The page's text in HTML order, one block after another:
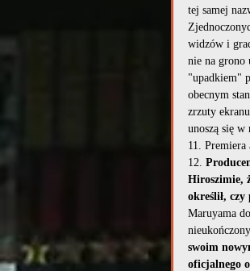
tej samej
widzów i
nie na grono
"upadkiem"
obecnym
zrzuty
unoszą się w
11.
12.
Hiroszimie,
określił,
Maruyama
swoim
oficjalnego